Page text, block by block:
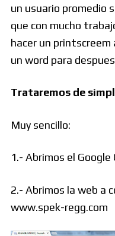
un usuario promedio
que con mucho
hacer un printscreem
un word para
Trataremos de
Muy sencillo:
1.- Abrimos el Google
2.- Abrimos la web a
www.spek-regg.com